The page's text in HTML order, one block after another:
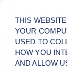
THIS
YOUR
USED TO
HOW YOU
AND ALLOW